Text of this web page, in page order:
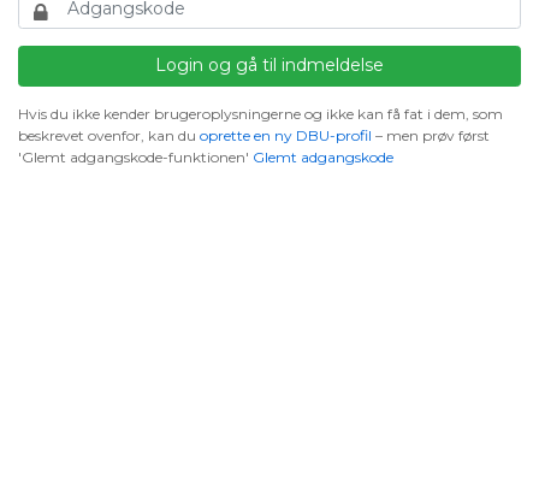
Hvis du ikke kender brugeroplysningerne og ikke kan få fat i dem, som
beskrevet ovenfor, kan du oprette en ny DBU-profil – men prøv først
'Glemt adgangskode-funktionen' Glemt adgangskode